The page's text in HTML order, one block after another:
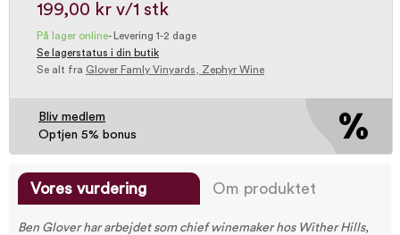
199,00 kr v/1 stk
På lager online-
Levering 1-2 dage
Se lagerstatus i din butik
Se alt fra Glover Famly Vinyards, Zephyr Wine
Bliv medlem
Optjen 5% bonus
Vores vurdering Om produktet
Ben Glover har arbejdet som chief winemaker hos Wither Hills,